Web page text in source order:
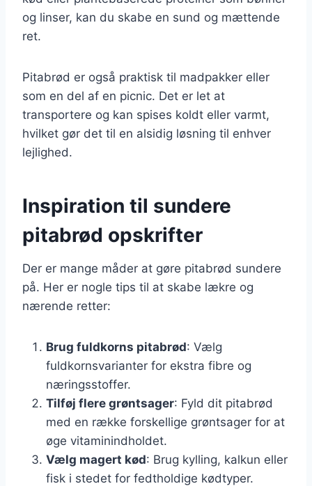
og linser, kan du skabe en sund og mættende
ret.
Pitabrød er også praktisk til madpakker eller
som en del af en picnic. Det er let at
transportere og kan spises koldt eller varmt,
hvilket gør det til en alsidig løsning til enhver
lejlighed.
Inspiration til sundere
pitabrød opskrifter
Der er mange måder at gøre pitabrød sundere
på. Her er nogle tips til at skabe lækre og
nærende retter:
Brug fuldkorns pitabrød: Vælg
fuldkornsvarianter for ekstra fibre og
næringsstoffer.
Tilføj flere grøntsager: Fyld dit pitabrød
med en række forskellige grøntsager for at
øge vitaminindholdet.
Vælg magert kød: Brug kylling, kalkun eller
fisk i stedet for fedtholdige kødtyper.